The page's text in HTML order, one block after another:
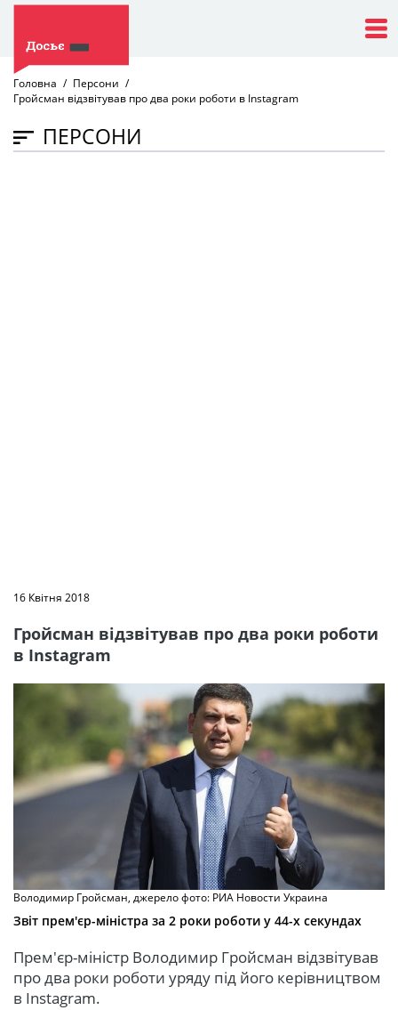
Головна
Персони
Гройсман відзвітував про два роки роботи в Instagram
ПЕРСОНИ
16 Квітня 2018
Гройсман відзвітував про два роки роботи
в Instagram
Володимир Гройсман, джерело фото: РИА Новости Украина
Звіт прем'єр-міністра за 2 роки роботи у 44-х секундах
Прем'єр-міністр Володимир Гройсман відзвітував
про два роки роботи уряду під його керівництвом
в Instagram.